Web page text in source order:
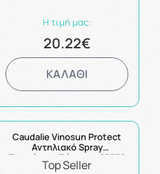
Η τιμή μας:
20.22€
ΚΑΛΑΘΙ
Caudalie Vinosun Protect
Αντηλιακό Spray
Προσώπου-Σώματος SPF30
150ml
Top Seller